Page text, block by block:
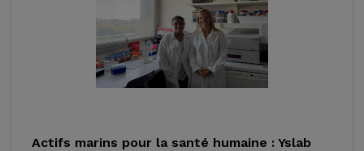
Actifs marins pour la santé humaine : Yslab